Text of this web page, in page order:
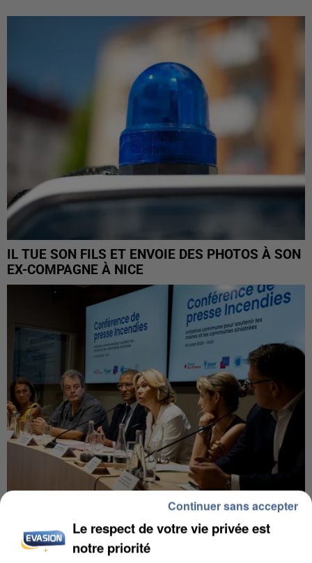
IL TUE SON FILS ET ENVOIE DES PHOTOS À SON
EX-COMPAGNE À NICE
INCENDIES : L’ÎLE-DE-FRANCE LANCE UN ÉLAN
DE SOLIDARITÉ AVEC LES...
Le respect de votre vie privée est
notre priorité
Continuer sans accepter